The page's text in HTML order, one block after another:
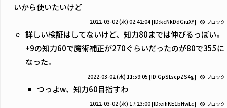
いから使いたいけど
2022-03-02 (水) 02:42:04[ID:kcNkDdGiuXY] ブロック
詳しい検証はしてないけど、知力80までは伸びるっぽい。
+9の知力60で魔術補正が270ぐらいだったのが80で355に
なった。
2022-03-02 (水) 11:59:05 [ID:GpSLscpZS4g] ブロック
つっよw、知力60目指すわ
2022-03-02 (水) 17:23:00[ID:eihKE1bHwLc] ブロック